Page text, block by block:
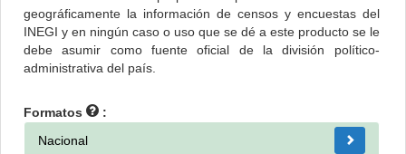
geográficamente la información de censos y encuestas del
INEGI y en ningún caso o uso que se dé a este producto se le
debe asumir como fuente oficial de la división político-
administrativa del país.
Formatos
:
Nacional